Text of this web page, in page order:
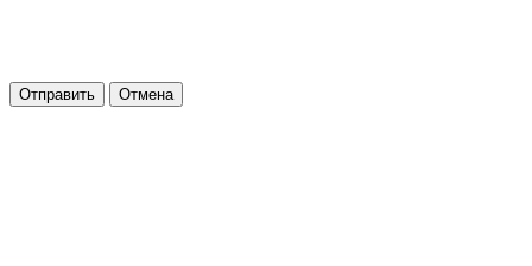
Отправить Отмена